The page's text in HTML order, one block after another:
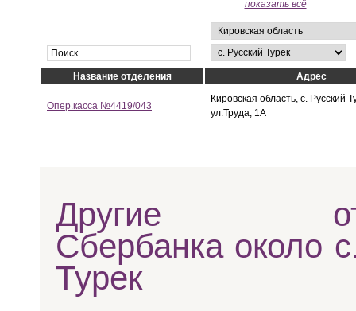
показать всё
Название отделения Адрес
Опер.касса №4419/043
Кировская область, с. Русский
ул.Труда, 1А
Другие
Сбербанка около
Турек